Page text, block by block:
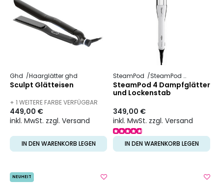
Ghd Haarglätter ghd
Sculpt Glätteisen
+ 1 WEITERE FARBE VERFÜGBAR
449,00 €
inkl. MwSt. zzgl. Versand
IN DEN WARENKORB LEGEN
SteamPod SteamPod 4
SteamPod 4 Dampfglätter
und Lockenstab
349,00 €
inkl. MwSt. zzgl. Versand
IN DEN WARENKORB LEGEN
NEUHEIT